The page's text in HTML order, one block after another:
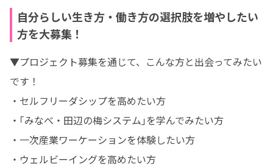
自分らしい生き方・働き方の選択肢を増やしたい
方を大募集！
▼プロジェクト募集を通じて、こんな方と出会ってみたい
です！
・セルフリーダシップを高めたい方
・｢みなべ・田辺の梅システム｣を学んでみたい方
・一次産業ワーケーションを体験したい方
・ウェルビーイングを高めたい方